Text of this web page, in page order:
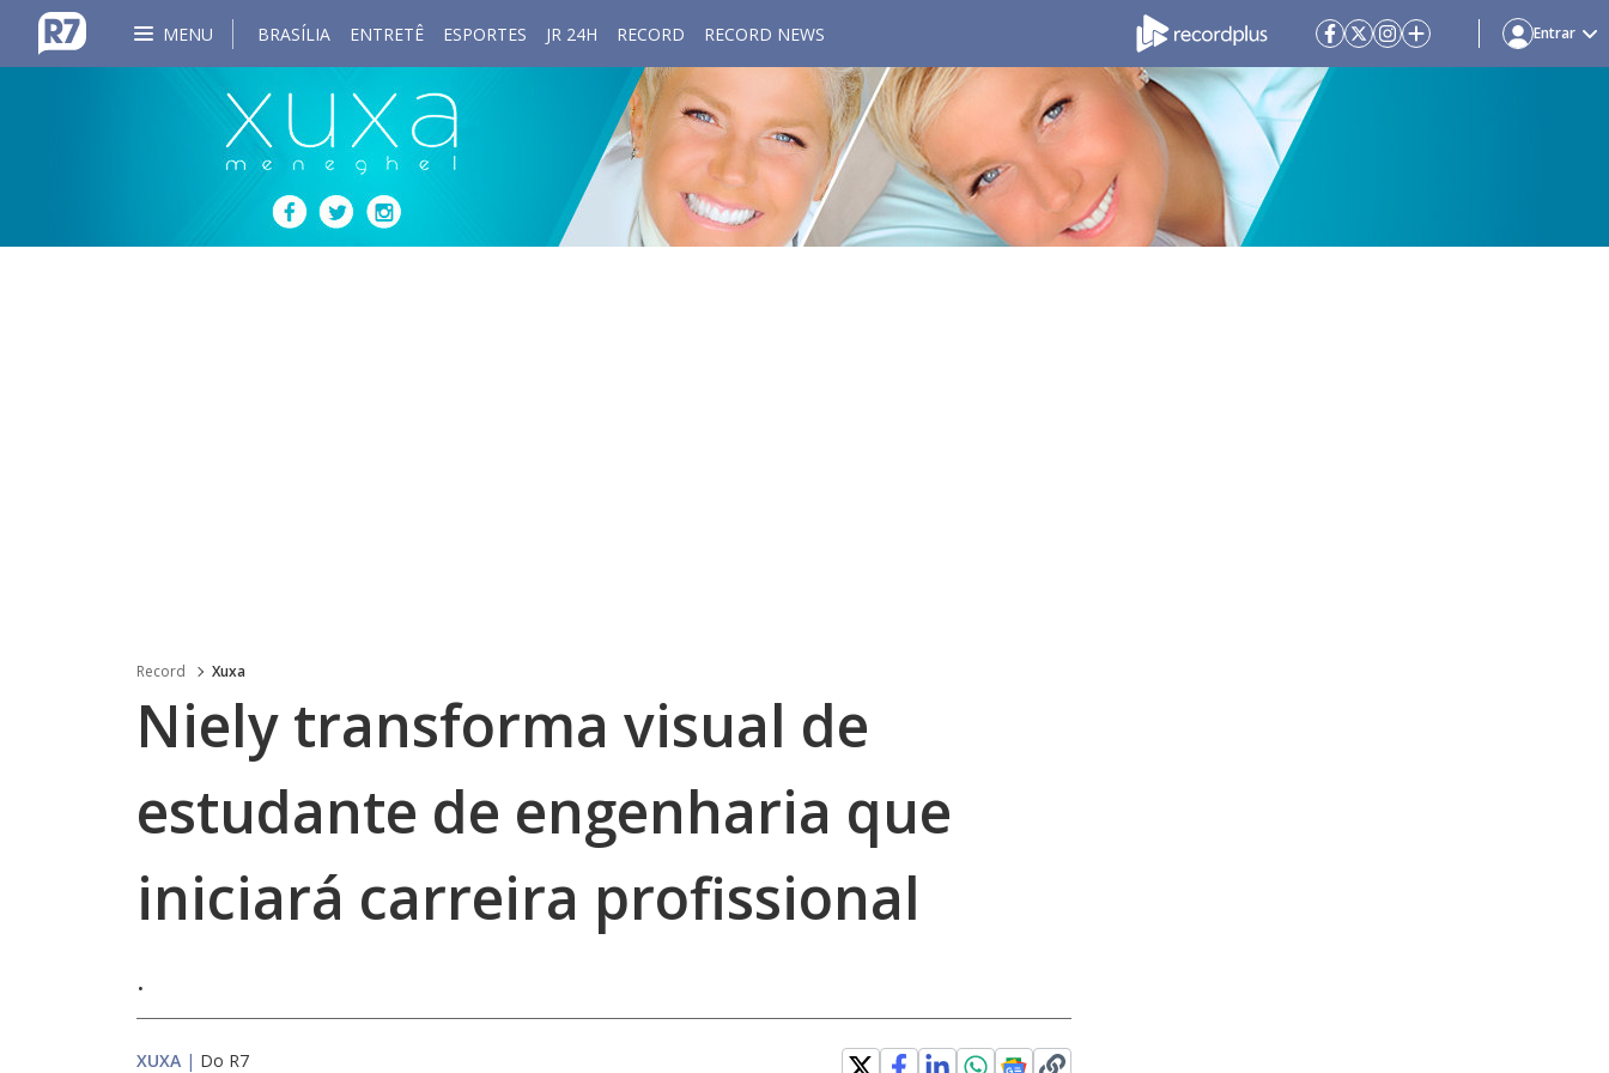
MENU BRASÍLIA ENTRETÊ ESPORTES JR 24H RECORD RECORD NEWS Entrar
Record Xuxa
Niely transforma visual de
estudante de engenharia que
iniciará carreira profissional
.
XUXA | Do R7